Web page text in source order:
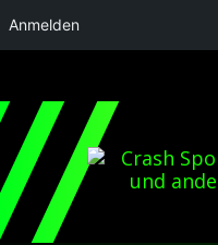
Anmelden